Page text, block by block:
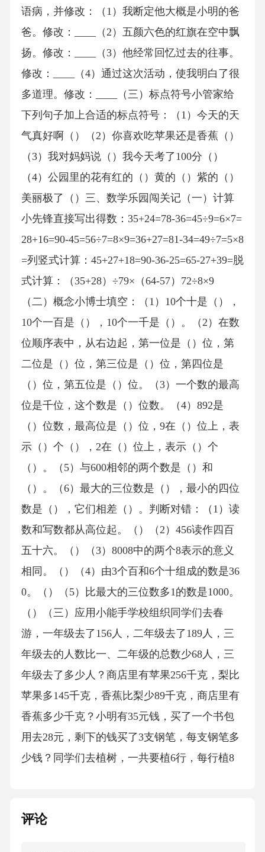
语病，并修改：（1）我断定他大概是小明的爸
爸。修改：____（2）五颜六色的红旗在空中飘
扬。修改：____（3）他经常回忆过去的往事。
修改：____（4）通过这次活动，使我明白了很
多道理。修改：____（三）标点符号小管家给
下列句子加上合适的标点符号：（1）今天的天
气真好啊（）（2）你喜欢吃苹果还是香蕉（）
（3）我对妈妈说（）我今天考了100分（）
（4）公园里的花有红的（）黄的（）紫的（）
美丽极了（）三、数学乐园闯关记（一）计算
小先锋直接写出得数：35+24=78-36=45÷9=6×7=
28+16=90-45=56÷7=8×9=36+27=81-34=49÷7=5×8
=列竖式计算：45+27+18=90-36-25=65-27+39=脱
式计算：（35+28）÷79×（64-57）72÷8×9
（二）概念小博士填空：（1）10个十是（），
10个一百是（），10个一千是（）。（2）在数
位顺序表中，从右边起，第一位是（）位，第
二位是（）位，第三位是（）位，第四位是
（）位，第五位是（）位。（3）一个数的最高
位是千位，这个数是（）位数。（4）892是
（）位数，最高位是（）位，9在（）位上，表
示（）个（），2在（）位上，表示（）个
（）。（5）与600相邻的两个数是（）和
（）。（6）最大的三位数是（），最小的四位
数是（），它们相差（）。判断对错：（1）读
数和写数都从高位起。（）（2）456读作四百
五十六。（）（3）8008中的两个8表示的意义
相同。（）（4）由3个百和6个十组成的数是36
0。（）（5）比最大的三位数多1的数是1000。
（）（三）应用小能手学校组织同学们去春
游，一年级去了156人，二年级去了189人，三
年级去的人数比一、二年级的总数少68人，三
年级去了多少人？商店里有苹果256千克，梨比
苹果多145千克，香蕉比梨少89千克，商店里有
香蕉多少千克？小明有35元钱，买了一个书包
用去28元，剩下的钱买了3支钢笔，每支钢笔多
少钱？同学们去植树，一共要植6行，每行植8
条船？四、科学探索小天地（一）动植物小百
评论